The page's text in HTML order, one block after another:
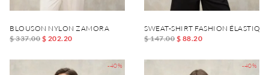
BLOUSON NYLON ZAMORA
$ 337.00 $ 202.20
SWEAT-SHIRT FASHION
$ 147.00 $ 88.20
-40% -40%